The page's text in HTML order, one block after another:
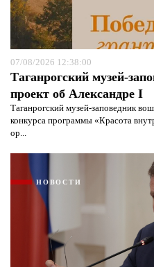
07/08/2026 12:38:00
Таганрогский музей-
проект об Александре I
Таганрогский музей-заповедник
конкурса программы «Красота
ор...
НОВОСТИ